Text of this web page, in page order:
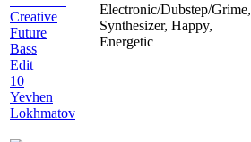
Creative
Future
Bass
Edit
10
Yevhen
Lokhmatov
Electronic/Dubstep/Grime,
Synthesizer, Happy,
Energetic